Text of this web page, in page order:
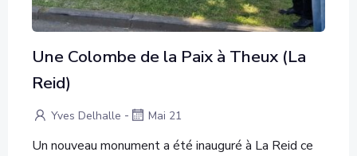
Une Colombe de la Paix à Theux (La
Reid)
Yves Delhalle - Mai 21
Un nouveau monument a été inauguré à La Reid ce